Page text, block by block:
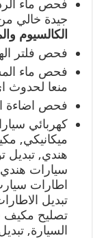
فحص ماء
جيدة خالي
الكالسيوم
فحص فلتر
فحص ماء
منعا لحدوث
فحص اضاءة
كهربائي
ميكانيكي,
هندي, تبديل
سيارات
اطارات
تبديل
تصليح مكيف
السيارة,